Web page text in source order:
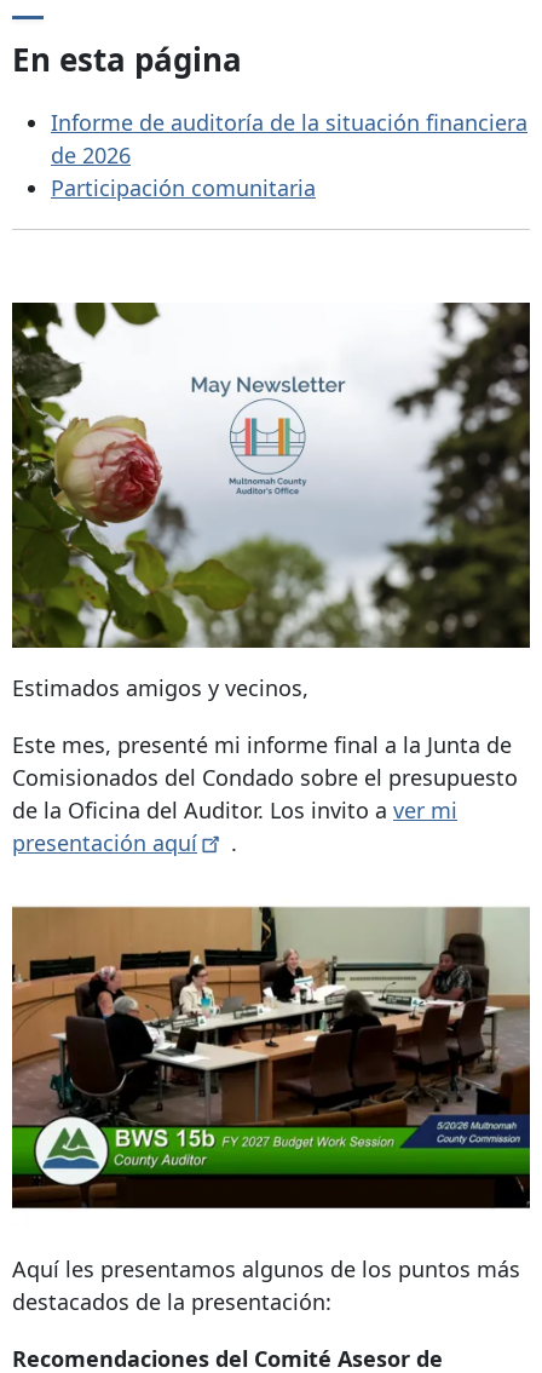
En esta página
Informe de auditoría de la situación financiera
de 2026
Participación comunitaria
Estimados amigos y vecinos,
Este mes, presenté mi informe final a la Junta de
Comisionados del Condado sobre el presupuesto
de la Oficina del Auditor. Los invito a ver mi
presentación aquí .
Aquí les presentamos algunos de los puntos más
destacados de la presentación:
Recomendaciones del Comité Asesor de